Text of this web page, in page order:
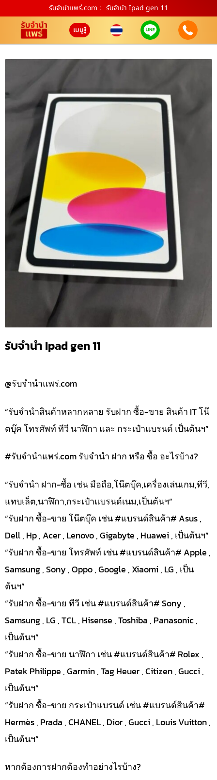
รับจํานําแพร่.com : รับจำนำ Ipad gen 11
เมนู
รับจำนำ Ipad gen 11
@รับจำนำแพร่.com
“รับจำนำสินค้าหลากหลาย รับฝาก ซื้อ-ขาย สินค้า IT โน๊
ตบุ๊ค โทรศัพท์ ทีวี นาฬิกา และ กระเป๋าแบรนด์ เป็นต้นฯ”
#รับจํานําแพร่.com รับจำนำ ฝาก หรือ ซื้อ อะไรบ้าง?
“รับจำนำ ฝาก-ซื้อ เช่น มือถือ,โน๊ตบุ๊ค,เครื่องเล่นเกม,ทีวี,
แทบเล็ต,นาฬิกา,กระเป๋าแบรนด์เนม,เป็นต้นฯ”
“รับฝาก ซื้อ-ขาย โน๊ตบุ๊ค เช่น #แบรนด์สินค้า# Asus ,
Dell , Hp , Acer , Lenovo , Gigabyte , Huawei , เป็นต้นฯ”
“รับฝาก ซื้อ-ขาย โทรศัพท์ เช่น #แบรนด์สินค้า# Apple ,
Samsung , Sony , Oppo , Google , Xiaomi , LG , เป็น
ต้นฯ”
“รับฝาก ซื้อ-ขาย ทีวี เช่น #แบรนด์สินค้า# Sony ,
Samsung , LG , TCL , Hisense , Toshiba , Panasonic ,
เป็นต้นฯ”
“รับฝาก ซื้อ-ขาย นาฬิกา เช่น #แบรนด์สินค้า# Rolex ,
Patek Philippe , Garmin , Tag Heuer , Citizen , Gucci ,
เป็นต้นฯ”
“รับฝาก ซื้อ-ขาย กระเป๋าแบรนด์ เช่น #แบรนด์สินค้า#
Hermès , Prada , CHANEL , Dior , Gucci , Louis Vuitton ,
เป็นต้นฯ”
หากต้องการฝากต้องทำอย่างไรบ้าง?